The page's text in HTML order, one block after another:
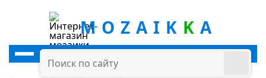
MOZAIK K A